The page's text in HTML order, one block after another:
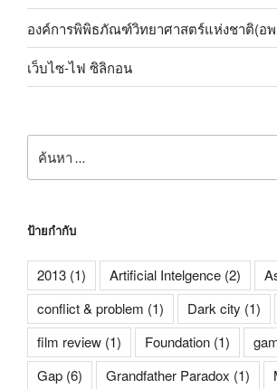
องค์การพิพิธภัณฑ์วิทยาศาสตร์แห่งชาติ(อ
เว็บไซ-ไฟ ซิลิกอน
ป้ายกำกับ
2013 (1) Artificial Intelgence (2)
conflict & problem (1) Dark city (1)
film review (1) Foundation (1)
Gap (6) Grandfather Paradox (1)